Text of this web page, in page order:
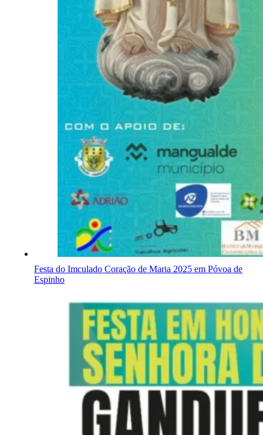
Festa do Imculado Coração de Maria 2025 em Póvoa de
Espinho